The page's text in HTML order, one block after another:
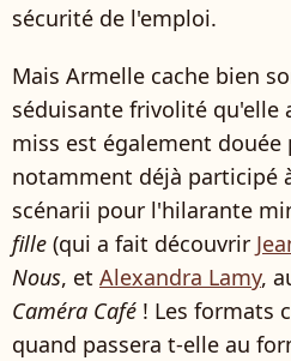
sécurité de l'emploi.
Mais Armelle cache bien
séduisante frivolité qu'elle
miss est également douée
notamment déjà participé
scénarii pour l'hilarante
fille (qui a fait découvrir
Nous, et Alexandra Lamy,
Caméra Café ! Les formats
quand passera t-elle au